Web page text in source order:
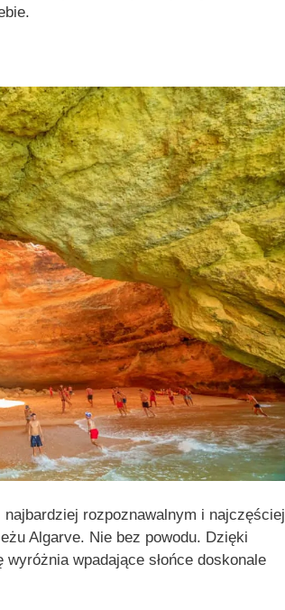
najbardziej rozpoznawalnym i najczęściej
Algarve. Nie bez powodu. Dzięki
wpadające słońce doskonale